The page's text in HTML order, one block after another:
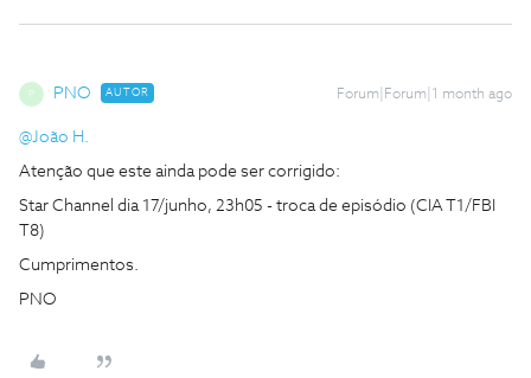
PNO AUTOR Forum|Forum|1 month ago
@João H.
Atenção que este ainda pode ser corrigido:
Star Channel dia 17/junho, 23h05 - troca de episódio (CIA T1/FBI
T8)
Cumprimentos.
PNO